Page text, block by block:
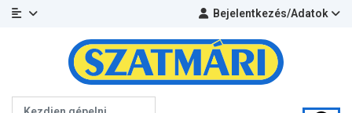
Bejelentkezés/Adatok